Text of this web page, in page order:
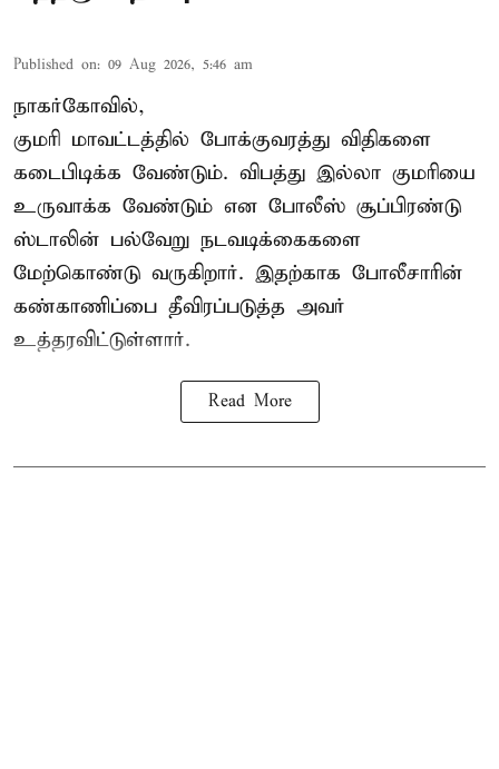
Published on: 09 Aug 2026, 5:46 am
நாகர்கோவில்,
குமரி மாவட்டத்தில் போக்குவரத்து விதிகளை
கடைபிடிக்க வேண்டும். விபத்து இல்லா குமரியை
உருவாக்க வேண்டும் என போலீஸ் சூப்பிரண்டு
ஸ்டாலின் பல்வேறு நடவடிக்கைகளை
மேற்கொண்டு வருகிறார். இதற்காக போலீசாரின்
கண்காணிப்பை தீவிரப்படுத்த அவர்
உத்தரவிட்டுள்ளார்.
Read More